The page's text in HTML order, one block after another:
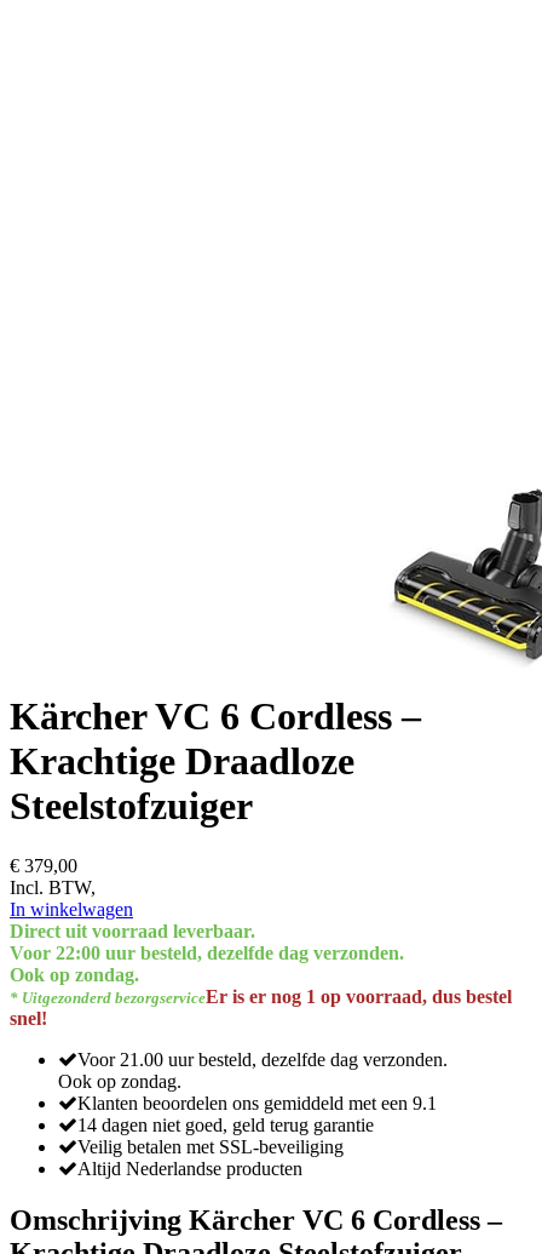
Kärcher VC 6 Cordless –
Krachtige Draadloze
Steelstofzuiger
€ 379,00
Incl. BTW,
In winkelwagen
Direct uit voorraad leverbaar.
Voor 22:00 uur besteld, dezelfde dag verzonden.
Ook op zondag.
* Uitgezonderd bezorgserviceEr is er nog 1 op voorraad, dus bestel
snel!
Voor 21.00 uur besteld, dezelfde dag verzonden.
Ook op zondag.
Klanten beoordelen ons gemiddeld met een 9.1
14 dagen niet goed, geld terug garantie
Veilig betalen met SSL-beveiliging
Altijd Nederlandse producten
Omschrijving Kärcher VC 6 Cordless –